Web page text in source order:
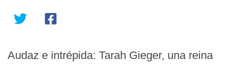
Audaz e intrépida: Tarah Gieger, una reina